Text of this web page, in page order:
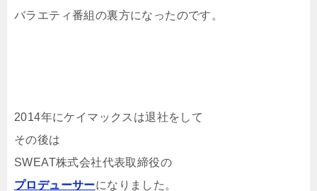
バラエティ番組の裏方になったのです。
2014年にケイマックスは退社をして
その後は
SWEAT株式会社代表取締役の
プロデューサーになりました。